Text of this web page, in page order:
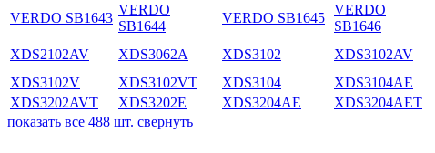
VERDO SB1643
VERDO
SB1644
VERDO SB1645
VERDO
SB1646
XDS2102AV XDS3062A XDS3102 XDS3102AV
XDS3102V
XDS3102VT XDS3104 XDS3104AE
XDS3202AVT
XDS3202E XDS3204AE XDS3204AET
показать все 488 шт. свернуть